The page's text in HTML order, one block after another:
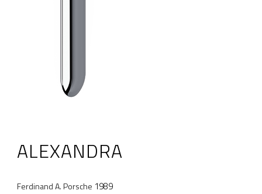
ALEXANDRA
Ferdinand A. Porsche 1989